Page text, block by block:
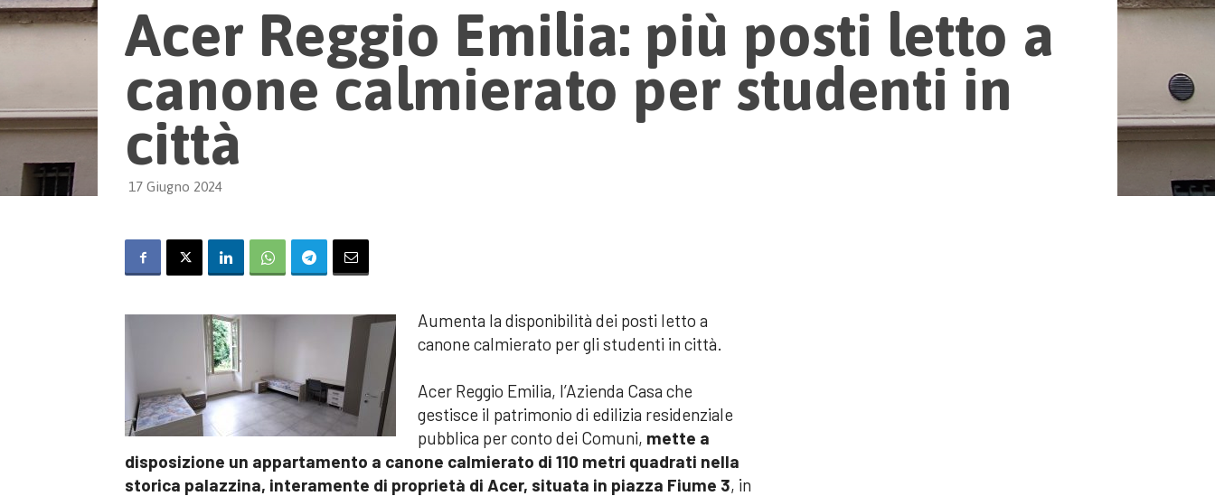
Acer Reggio Emilia: più posti letto a
canone calmierato per studenti in
città
17 Giugno 2024
Aumenta la disponibilità dei posti letto a
canone calmierato per gli studenti in città.
Acer Reggio Emilia, l’Azienda Casa che
gestisce il patrimonio di edilizia residenziale
pubblica per conto dei Comuni, mette a
disposizione un appartamento a canone calmierato di 110 metri quadrati nella
storica palazzina, interamente di proprietà di Acer, situata in piazza Fiume 3, in